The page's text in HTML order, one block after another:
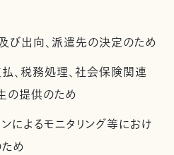
び出向、派遣先の決定のため
、税務処理、社会保険関連
の提供のため
ンによるモニタリング等におけ
め